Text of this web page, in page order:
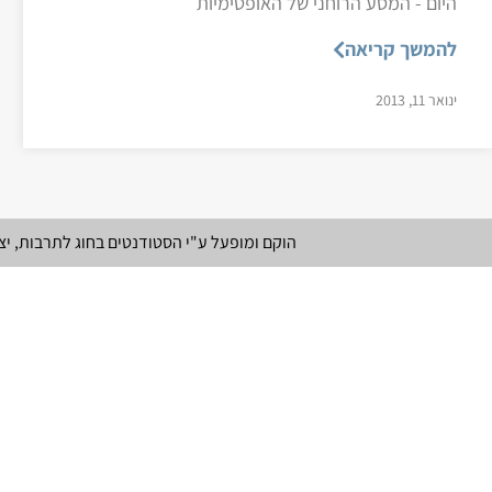
להמשך קריאה
ינואר 11, 2013
הוקם ומופעל ע"י הסטודנטים בחוג לתרבות,